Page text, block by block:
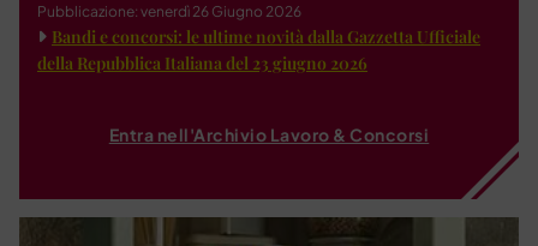
Pubblicazione: venerdì 26 Giugno 2026
Bandi e concorsi: le ultime novità dalla Gazzetta Ufficiale
della Repubblica Italiana del 23 giugno 2026
Entra nell'Archivio Lavoro & Concorsi